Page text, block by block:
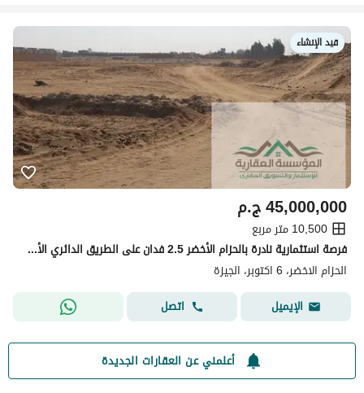
قيد الإنشاء
ج.م45,000,000
10,500 متر مربع
فرصة استثمارية نادرة بالحزام الأخضر 2.5 فدان على الطريق الدائري الأوسطي مباشرة إذا كنت تبحث عن قطعة أرض مميزة بموقع استراتيجي يصلح لمشروع سكني وتجاري
الحزام الاخضر، 6 اكتوبر، الجيزة
الإيميل
اتصل
أعلمني عن العقارات الجديدة